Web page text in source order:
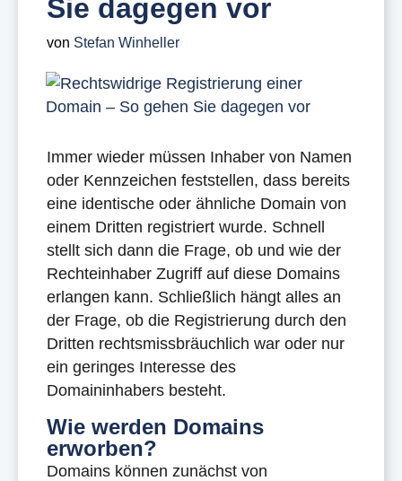
Sie dagegen vor
von Stefan Winheller
Immer wieder müssen Inhaber von Namen
oder Kennzeichen feststellen, dass bereits
eine identische oder ähnliche Domain von
einem Dritten registriert wurde. Schnell
stellt sich dann die Frage, ob und wie der
Rechteinhaber Zugriff auf diese Domains
erlangen kann. Schließlich hängt alles an
der Frage, ob die Registrierung durch den
Dritten rechtsmissbräuchlich war oder nur
ein geringes Interesse des
Domaininhabers besteht.
Wie werden Domains
erworben?
Domains können zunächst von